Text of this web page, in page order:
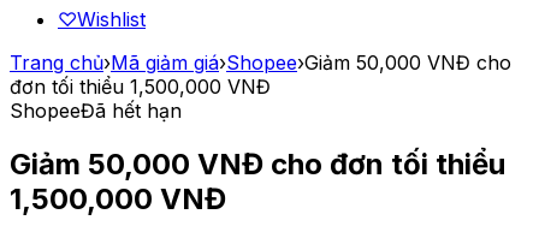
♡Wishlist
Trang chủ›Mã giảm giá›Shopee›Giảm 50,000 VNĐ cho
đơn tối thiểu 1,500,000 VNĐ
ShopeeĐã hết hạn
Giảm 50,000 VNĐ cho đơn tối thiểu
1,500,000 VNĐ